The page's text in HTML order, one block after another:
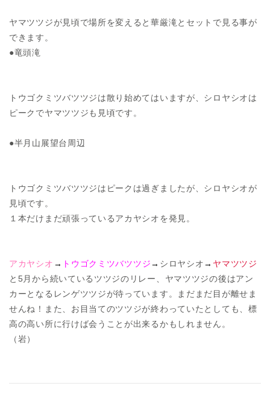
ヤマツツジが見頃で場所を変えると華厳滝とセットで見る事が
できます。
●竜頭滝
トウゴクミツバツツジは散り始めてはいますが、シロヤシオは
ピークでヤマツツジも見頃です。
●半月山展望台周辺
トウゴクミツバツツジはピークは過ぎましたが、シロヤシオが
見頃です。
１本だけまだ頑張っているアカヤシオを発見。
アカヤシオ → トウゴクミツバツツジ→ シロヤシオ→ ヤマツツジ
と5月から続いているツツジのリレー、ヤマツツジの後はアン
カーとなるレンゲツツジが待っています。まだまだ目が離せま
せんね！また、お目当てのツツジが終わっていたとしても、標
高の高い所に行けば会うことが出来るかもしれません。
（岩）